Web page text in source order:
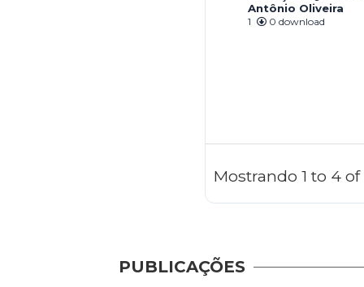
Antônio Oliveira
1 0 download
Mostrando 1 to 4
PUBLICAÇÕES